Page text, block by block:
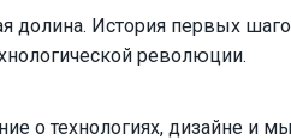
долина. История первых
революции.
о технологиях, дизайне и